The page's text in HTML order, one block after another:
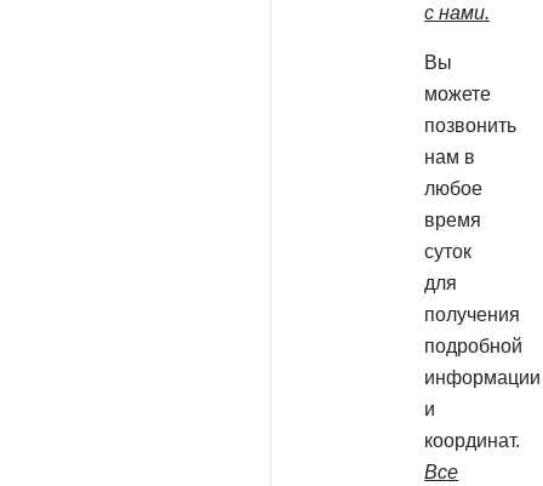
с нами.
Вы
можете
позвонить
нам в
любое
время
суток
для
получения
подробной
информации
и
координат.
Все